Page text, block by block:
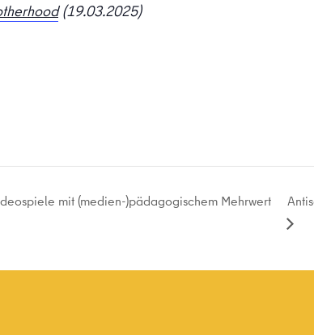
(19.03.2025)
mit (medien-)pädagogischem Mehrwert